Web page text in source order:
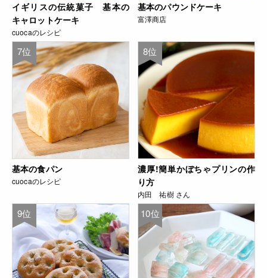
イギリスの伝統菓子 基本の
キャロットケーキ
cuocaのレシピ
基本のパウンドケーキ
富澤商店
7位
基本の食パン
cuocaのレシピ
8位
濃厚!簡単かぼちゃプリンの作
り方
内田 祐樹 さん
9位 10位